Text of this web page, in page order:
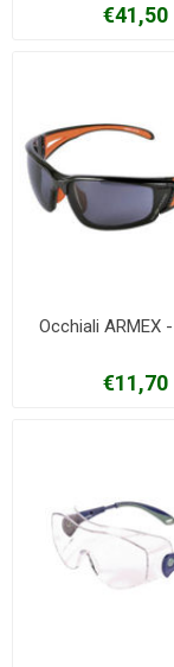
€41,50
Occhiali ARMEX
€11,70